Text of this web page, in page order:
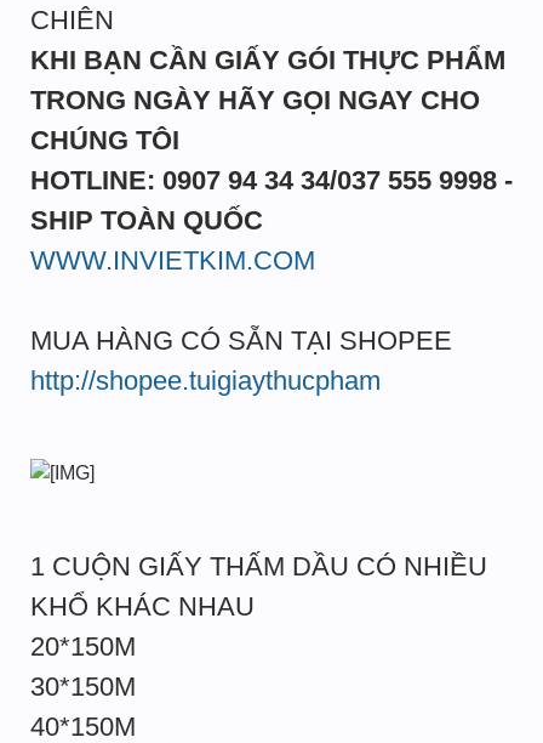
CHIÊN
KHI BẠN CẦN GIẤY GÓI THỰC PHẨM
TRONG NGÀY HÃY GỌI NGAY CHO
CHÚNG TÔI
HOTLINE: 0907 94 34 34/037 555 9998 -
SHIP TOÀN QUỐC
WWW.INVIETKIM.COM
MUA HÀNG CÓ SẴN TẠI SHOPEE
http://shopee.tuigiaythucpham
1 CUỘN GIẤY THẤM DẦU CÓ NHIỀU
KHỔ KHÁC NHAU
20*150M
30*150M
40*150M